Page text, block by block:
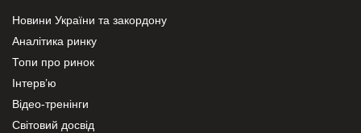
Новини України та закордону
Аналітика ринку
Топи про ринок
Інтерв’ю
Відео-тренінги
Світовий досвід